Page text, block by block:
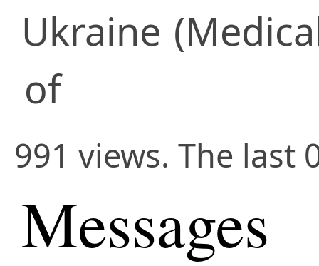
Ukraine
of
991 views. The last
Messages